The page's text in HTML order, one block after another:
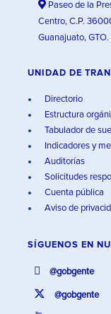
Paseo de la
Centro, C.P.
Guanajuato, GTO.
UNIDAD DE
Directorio
Estructura
Tabulador de
Indicadores y
Auditorías
Solicitudes
Cuenta pública
Aviso de
SÍGUENOS EN
@gobgente
@gobgente